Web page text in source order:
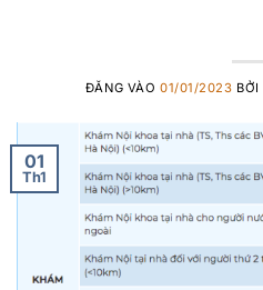
ĐĂNG VÀO 01/01/2023 BỞI
01
Th1